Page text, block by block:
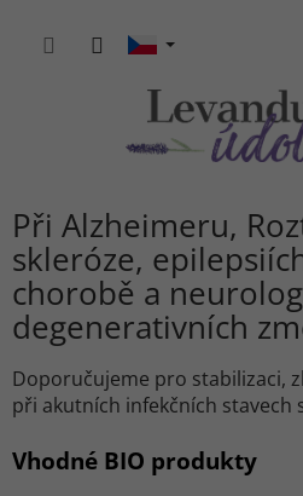
obsah
Při Alzheimeru,
skleróze,
chorobě a
degenerativních
Doporučujeme pro stabilizaci,
při akutních infekčních
Vhodné BIO produkty